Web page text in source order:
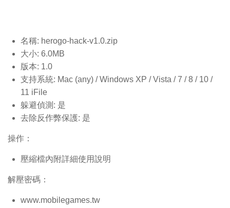
名稱: herogo-hack-v1.0.zip
大小: 6.0MB
版本: 1.0
支持系統: Mac (any) / Windows XP / Vista / 7 / 8 / 10 /
11 iFile
躲避偵測: 是
去除反作弊保護: 是
操作：
壓縮檔內附詳細使用說明
解壓密碼：
www.mobilegames.tw